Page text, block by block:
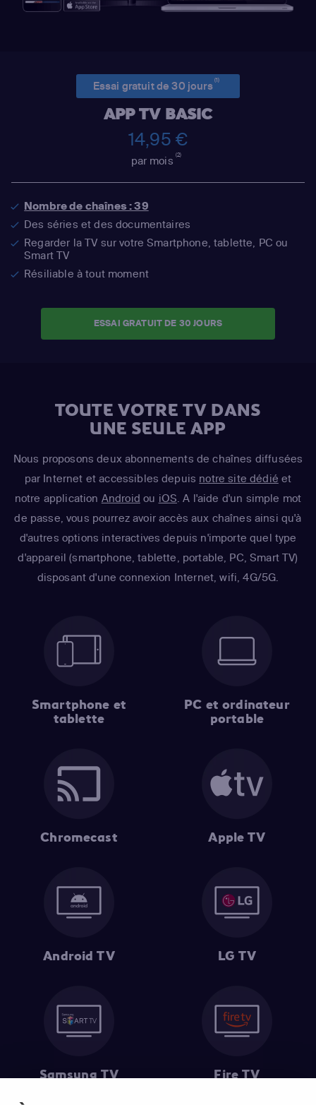
Essai gratuit de 30 jours(1)
APP TV BASIC
14,95 €
par mois(2)
Nombre de chaînes : 39
Des séries et des documentaires
Regarder la TV sur votre Smartphone, tablette, PC ou
Smart TV
Résiliable à tout moment
ESSAI GRATUIT DE 30 JOURS
TOUTE VOTRE TV DANS
UNE SEULE APP
Nous proposons deux abonnements de chaînes diffusées
par Internet et accessibles depuis notre site dédié et
notre application Android ou iOS . A l'aide d'un simple mot
de passe, vous pourrez avoir accès aux chaînes ainsi qu'à
d'autres options interactives depuis n'importe quel type
d'appareil (smartphone, tablette, portable, PC, Smart TV)
disposant d'une connexion Internet, wifi, 4G/5G.
Smartphone et
tablette
PC et ordinateur
portable
Chromecast Apple TV
Android TV LG TV
Samsung TV Fire TV